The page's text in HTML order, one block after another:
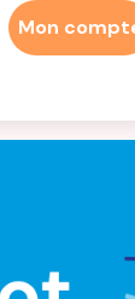
Mon